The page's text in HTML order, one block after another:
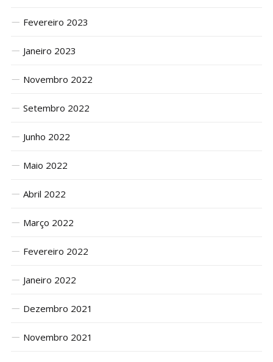
Fevereiro 2023
Janeiro 2023
Novembro 2022
Setembro 2022
Junho 2022
Maio 2022
Abril 2022
Março 2022
Fevereiro 2022
Janeiro 2022
Dezembro 2021
Novembro 2021